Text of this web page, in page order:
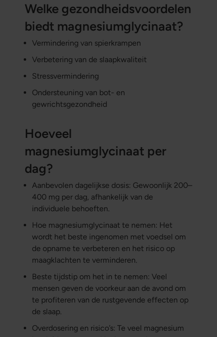
Welke gezondheidsvoordelen
biedt magnesiumglycinaat?
Vermindering van spierkrampen
Verbetering van de slaapkwaliteit
Stressvermindering
Ondersteuning van bot- en
gewrichtsgezondheid
Hoeveel
magnesiumglycinaat per
dag?
Aanbevolen dagelijkse dosis: Gewoonlijk 200–
400 mg per dag, afhankelijk van de
individuele behoeften.
Hoe magnesiumglycinaat te nemen: Het
wordt het beste ingenomen met voedsel om
de opname te verbeteren en het risico op
maagklachten te verminderen.
Beste tijdstip om het in te nemen: Veel
mensen geven de voorkeur aan de avond om
te profiteren van de rustgevende effecten op
de slaap.
Overdosering en risico’s: Te veel magnesium